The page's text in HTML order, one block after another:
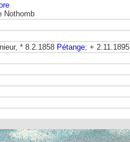
Nothomb
* 8.2.1858 Pétange; + 2.11.1895